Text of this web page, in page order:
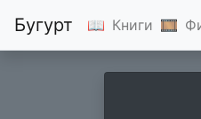
Бугурт 📖 Книги 🎞